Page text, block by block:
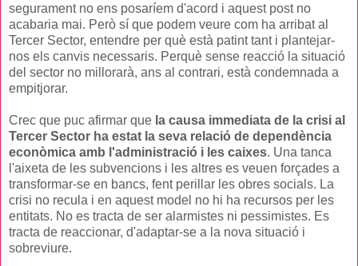
segurament no ens posaríem d'acord i aquest post no
acabaria mai. Però sí que podem veure com ha arribat al
Tercer Sector, entendre per què està patint tant i plantejar-
nos els canvis necessaris. Perquè sense reacció la situació
del sector no millorarà, ans al contrari, està condemnada a
empitjorar.
Crec que puc afirmar que la causa immediata de la crisi al
Tercer Sector ha estat la seva relació de dependència
econòmica amb l'administració i les caixes. Una tanca
l'aixeta de les subvencions i les altres es veuen forçades a
transformar-se en bancs, fent perillar les obres socials. La
crisi no recula i en aquest model no hi ha recursos per les
entitats. No es tracta de ser alarmistes ni pessimistes. Es
tracta de reaccionar, d'adaptar-se a la nova situació i
sobreviure.